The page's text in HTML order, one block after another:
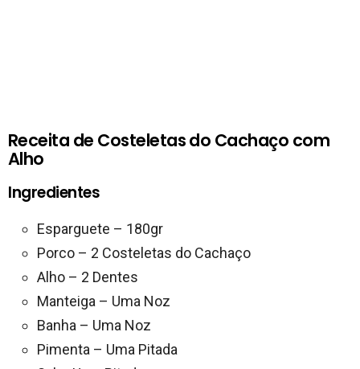
Receita de Costeletas do Cachaço com
Alho
Ingredientes
Esparguete – 180gr
Porco – 2 Costeletas do Cachaço
Alho – 2 Dentes
Manteiga – Uma Noz
Banha – Uma Noz
Pimenta – Uma Pitada